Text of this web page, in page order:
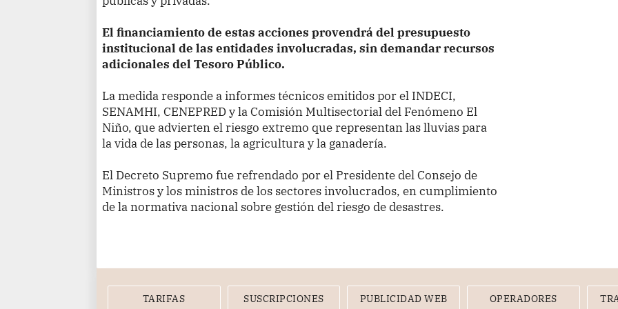
El financiamiento de estas acciones provendrá del presupuesto
institucional de las entidades involucradas, sin demandar recursos
adicionales del Tesoro Público.
La medida responde a informes técnicos emitidos por el INDECI,
SENAMHI, CENEPRED y la Comisión Multisectorial del Fenómeno El
Niño, que advierten el riesgo extremo que representan las lluvias para
la vida de las personas, la agricultura y la ganadería.
El Decreto Supremo fue refrendado por el Presidente del Consejo de
Ministros y los ministros de los sectores involucrados, en cumplimiento
de la normativa nacional sobre gestión del riesgo de desastres.
TARIFAS SUSCRIPCIONES PUBLICIDAD WEB OPERADORES